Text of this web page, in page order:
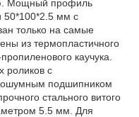
Мощный профиль
50*100*2.5 мм с
только на самые
из термопластичного
каучука.
роликов с
подшипником
стального витого
5.5 мм. Для